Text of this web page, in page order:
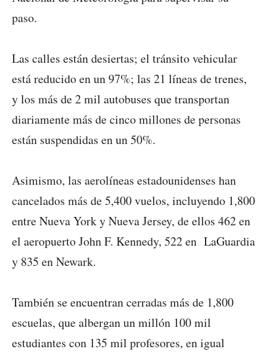
paso.
Las calles están desiertas; el tránsito vehicular
está reducido en un 97%; las 21 líneas de trenes,
y los más de 2 mil autobuses que transportan
diariamente más de cinco millones de personas
están suspendidas en un 50%.
Asimismo, las aerolíneas estadounidenses han
cancelados más de 5,400 vuelos, incluyendo 1,800
entre Nueva York y Nueva Jersey, de ellos 462 en
el aeropuerto John F. Kennedy, 522 en LaGuardia
y 835 en Newark.
También se encuentran cerradas más de 1,800
escuelas, que albergan un millón 100 mil
estudiantes con 135 mil profesores, en igual